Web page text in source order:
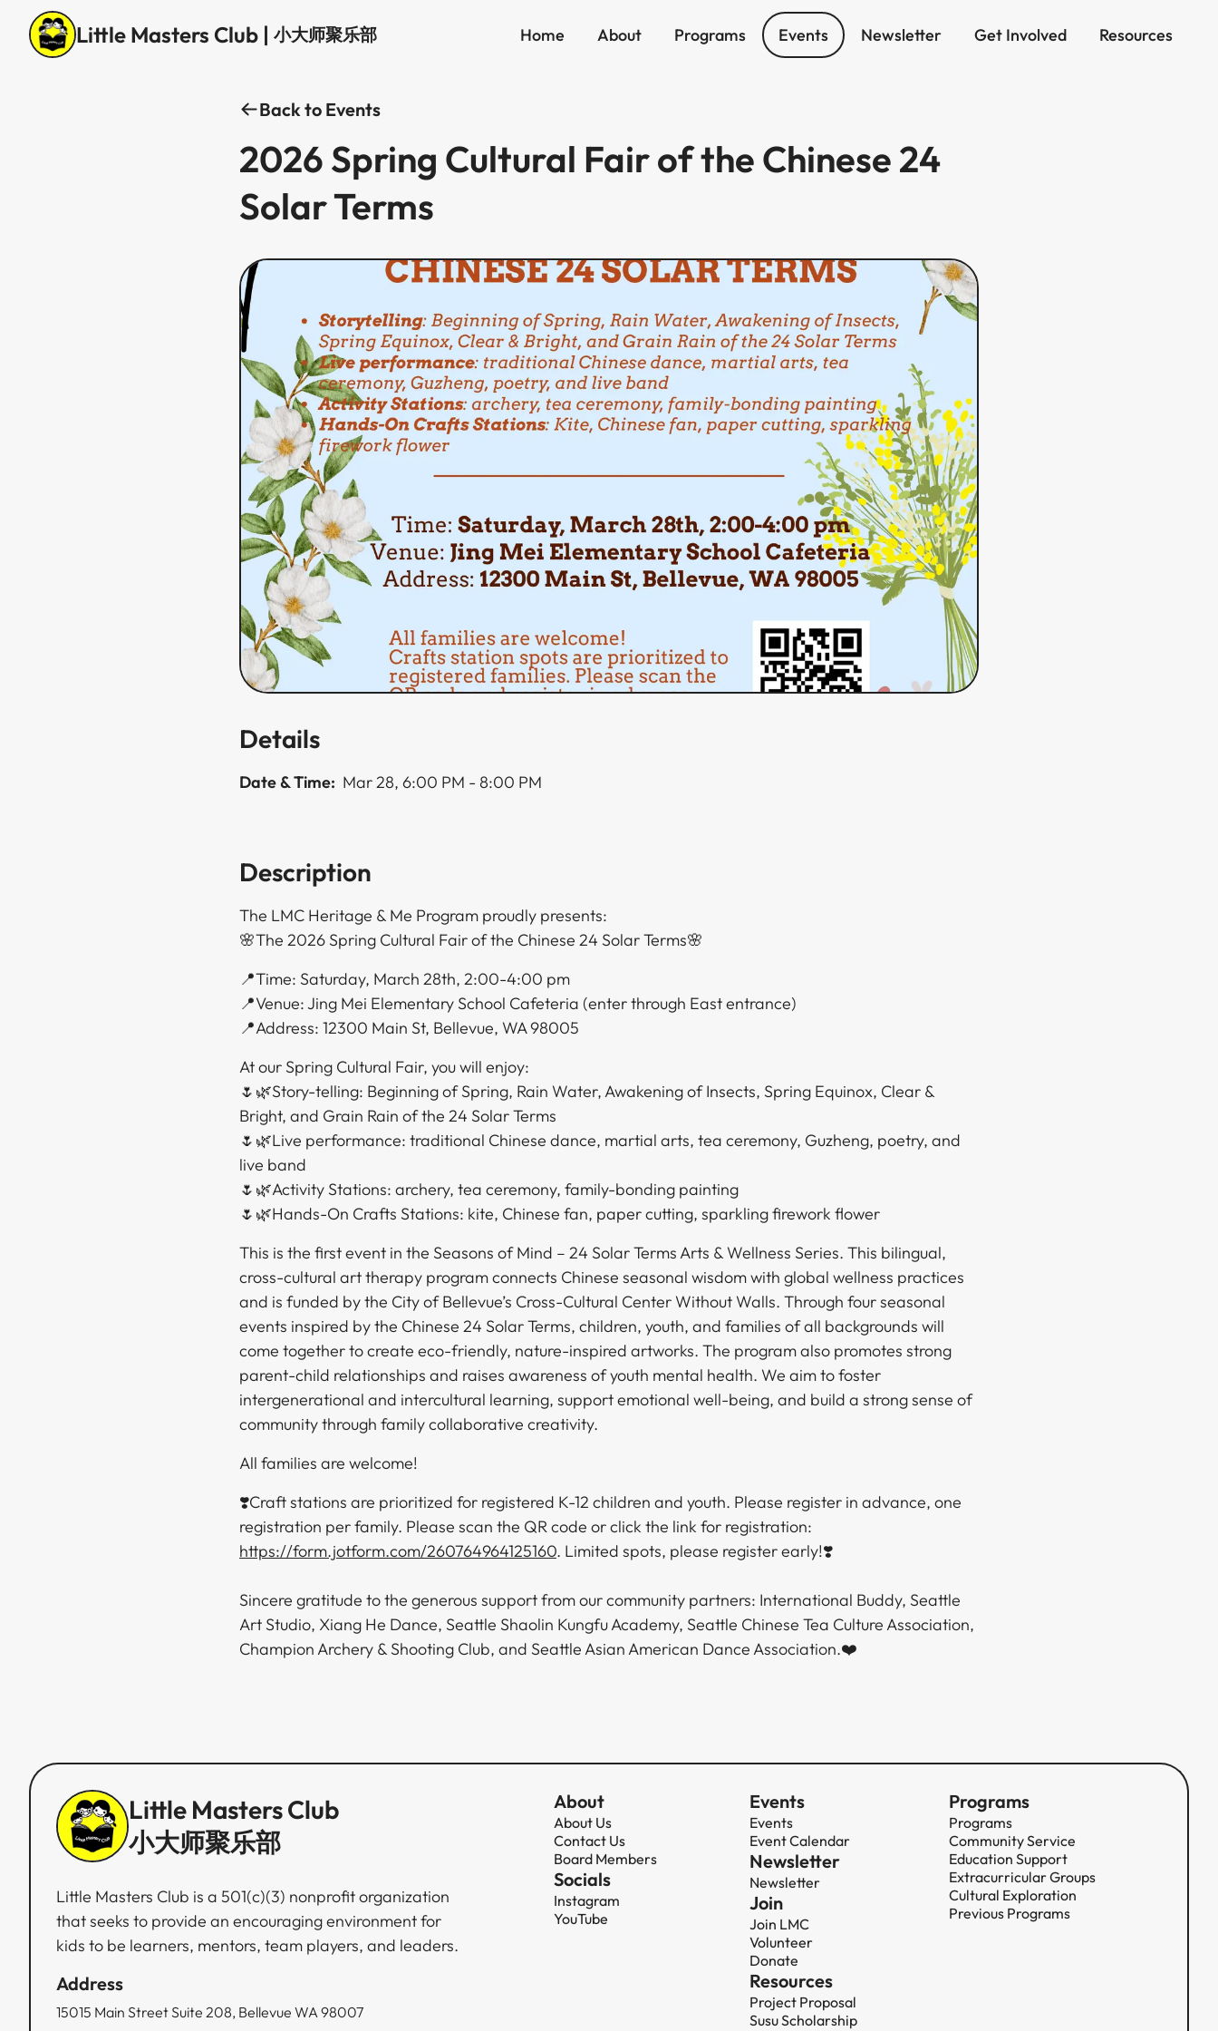
Little Masters Club | 小大师聚乐部 Home About Programs Events Newsletter Get Involved Resources
Back to Events
2026 Spring Cultural Fair of the Chinese 24
Solar Terms​​​​‌ ‍ ​‍​‍‌‍ ‌ ​‍‌‍‍‌‌‍‌ ‌‍‍‌‌‍ ‍​‍​‍​ ‍‍​‍​‍‌ ​ ‌‍​‌‌‍ ‍‌‍‍‌‌ ‌​‌ ‍‌​‍ ‍‌‍‍‌‌‍ ​‍​‍​‍ ​​‍​‍‌‍‍​‌ ​‍‌‍‌‌‌‍‌‍​‍​‍​ ‍‍​‍​‍‌‍‍​‌ ‌​‌ ‌​‌ ​​​ ‍‍​‍ ​‍ ‌‍ ​‌‍ ‌‍​ ‌‍​‌‌‍ ​‌‍‍​‌‍ ‌ ​ ‌ ‌​​ ‍‍​ ​ ​ ​ ​ ​ ​ ​ ​‍ ‌‍‍‌‌‍ ‍‌ ‌​‌‍‌‌‌‍ ‍‌ ‌​​‍ ‌‍‌‌‌‍‌​‌‍‍‌‌ ‌​​‍ ‌‍ ‌‌‍ ‌‍‌​‌‍‌‌​ ‌‌ ​​‌ ​‍‌‍‌‌‌ ​ ‌‍‌‌‌‍ ‍‌ ‌​‌‍​‌‌ ‌​‌‍‍‌‌‍ ‌‍ ‍​ ‍ ‌‍‍‌‌‍‌​​ ‌​ ​‌​ ‌​‌‍‌​​ ‌ ‌‍‌‍​ ​ ​ ​‌​ ​‍​‍ ‌​ ​ ‌‍‌​​ ‌‌​ ‌​​‍ ‌​ ‌​​ ‌‌​ ‌ ‌‍​‌​‍ ‌​ ‍‌‌‍​‌​ ‌‌​ ‌​​‍ ‌​ ​ ​ ​‍‌‍‌‌‌‍‌‌​ ​‍‌‍‌‌‌‍​‌​ ‍​​ ‍‌​ ‌‌‌‍​‌​ ​‍​ ‍ ‌ ‌​‌ ‍‌‌ ​​‌‍‌‌​ ‌‌‍‌‌‌ ‌‍‌‍‌‌‌‍ ‍‌ ‌​​ ‍ ‌ ​​‌‍​‌‌ ‌​‌‍‍​​ ‌‌ ‌​‌‍‍‌‌ ‌​‌‍ ​‌‍‌‌​ ‌‍​‍‌‍​‌‌ ​ ‌‍‌‌‌‌‌‌‌ ​‍‌‍ ​​ ‌‌‍‍​‌ ‌​‌ ‌​‌ ​​​‍‌‌​ ​ ‌​​‌​‍‌‌​ ​‍‌​‌‍​‍‌‌​ ​‍‌​‌‍‌‍ ​‌‍ ‌‍​ ‌‍​‌‌‍ ​‌‍‍​‌‍ ‌ ​ ‌ ‌​​‍‌‌​ ​ ‌​​‌​ ​ ​ ​ ​ ​ ​ ​ ​‍‌‍‌‍‍‌‌‍‌​​ ‌​ ​‌​ ‌​‌‍‌​​ ‌ ‌‍‌‍​ ​ ​ ​‌​ ​‍​‍ ‌​ ​ ‌‍‌​​ ‌‌​ ‌​​‍ ‌​ ‌​​ ‌‌​ ‌ ‌‍​‌​‍ ‌​ ‍‌‌‍​‌​ ‌‌​ ‌​​‍ ‌​ ​ ​ ​‍‌‍‌‌‌‍‌‌​ ​‍‌‍‌‌‌‍​‌​ ‍​​ ‍‌​ ‌‌‌‍​‌​ ​‍​‍‌‍‌ ‌​‌ ‍‌‌ ​​‌‍‌‌​ ‌‌‍‌‌‌ ‌‍‌‍‌‌‌‍ ‍‌ ‌​​‍‌‍‌ ​​‌‍​‌‌ ‌​‌‍‍​​ ‌‌ ‌​‌‍‍‌‌ ‌​‌‍ ​‌‍‌‌​‍​‍‌ ‌
Details
Date & Time: Mar 28, 6:00 PM - 8:00 PM
Description
The LMC Heritage & Me Program proudly presents:
🌸The 2026 Spring Cultural Fair of the Chinese 24 Solar Terms🌸​​​​‌ ‍ ​‍​‍‌‍ ‌ ​‍‌‍‍‌‌‍‌ ‌‍‍‌‌‍ ‍​‍​‍​ ‍‍​‍​‍‌ ​ ‌‍​‌‌‍ ‍‌‍‍‌‌ ‌​‌ ‍‌​‍ ‍‌‍‍‌‌‍ ​‍​‍​‍ ​​‍​‍‌‍‍​‌ ​‍‌‍‌‌‌‍‌‍​‍​‍​ ‍‍​‍​‍‌‍‍​‌ ‌​‌ ‌​‌ ​​​ ‍‍​‍ ​‍ ‌‍ ​‌‍ ‌‍​ ‌‍​‌‌‍ ​‌‍‍​‌‍ ‌ ​ ‌ ‌​​ ‍‍​ ​ ​ ​ ​ ​ ​ ​ ​‍ ‌‍‍‌‌‍ ‍‌ ‌​‌‍‌‌‌‍ ‍‌ ‌​​‍ ‌‍‌‌‌‍‌​‌‍‍‌‌ ‌​​‍ ‌‍ ‌‌‍ ‌‍‌​‌‍‌‌​ ‌‌ ​​‌ ​‍‌‍‌‌‌ ​ ‌‍‌‌‌‍ ‍‌ ‌​‌‍​‌‌ ‌​‌‍‍‌‌‍ ‌‍ ‍​ ‍ ‌‍‍‌‌‍‌​​ ‌​ ​‌​ ‌​‌‍‌​​ ‌ ‌‍‌‍​ ​ ​ ​‌​ ​‍​‍ ‌​ ​ ‌‍‌​​ ‌‌​ ‌​​‍ ‌​ ‌​​ ‌‌​ ‌ ‌‍​‌​‍ ‌​ ‍‌‌‍​‌​ ‌‌​ ‌​​‍ ‌​ ​ ​ ​‍‌‍‌‌‌‍‌‌​ ​‍‌‍‌‌‌‍​‌​ ‍​​ ‍‌​ ‌‌‌‍​‌​ ​‍​ ‍ ‌ ‌​‌ ‍‌‌ ​​‌‍‌‌​ ‌‌‍‌‌‌ ‌‍‌‍‌‌‌‍ ‍‌ ‌​​ ‍ ‌ ​​‌‍​‌‌ ‌​‌‍‍​​ ‌‌‍​‍‌‍ ‌‍‌​‌ ‍‌​‍‌‌​ ‌‌‌​​‍‌‌ ‌‍‍ ‌‍‌‌‌ ‍‌​‍‌‌​ ​ ‌​‌​​‍‌‌​ ​ ‌​‌​​‍‌‌​ ​‍​ ​‍​ ​​‌‍‌‌​ ‌‍‌‍​‍‌‍​‍‌‍​ ​ ​‌‌‍‌‍​ ​​​ ‌ ‌‍‌‍​ ​ ​‍‌‌​ ​‍​ ​‍​‍‌‌​ ‌‌‌​‌​​‍ ‍‌‍​ ‌‍‍​‌‍‍‌‌‍ ​‌‍‌​‌ ​‍‌‍‌‌‌‍ ‍​‍‌‌​ ‌‌‌​​‍‌‌ ‌‍‍ ‌‍‌‌‌ ‍‌​‍‌‌​ ​ ‌​‌​​‍‌‌​ ​ ‌​‌​​‍‌‌​ ​‍​ ​‍‌‍‌​‌‍​‍​ ‌ ​ ‌ ‌‍​‌​ ​ ​ ‌​​ ‍​​ ​​‌‍‌‌​ ​‍‌‍‌‌​‍‌‌​ ​‍​ ​‍​‍‌‌​ ‌‌‌​‌​​‍ ‍‌ ‌​‌‍‌‌‌ ‍​‌ ‌​​ ‌‍​‍‌‍​‌‌ ​ ‌‍‌‌‌‌‌‌‌ ​‍‌‍ ​​ ‌‌‍‍​‌ ‌​‌ ‌​‌ ​​​‍‌‌​ ​ ‌​​‌​‍‌‌​ ​‍‌​‌‍​‍‌‌​ ​‍‌​‌‍‌‍ ​‌‍ ‌‍​ ‌‍​‌‌‍ ​‌‍‍​‌‍ ‌ ​ ‌ ‌​​‍‌‌​ ​ ‌​​‌​ ​ ​ ​ ​ ​ ​ ​ ​‍‌‍‌‍‍‌‌‍‌​​ ‌​ ​‌​ ‌​‌‍‌​​ ‌ ‌‍‌‍​ ​ ​ ​‌​ ​‍​‍ ‌​ ​ ‌‍‌​​ ‌‌​ ‌​​‍ ‌​ ‌​​ ‌‌​ ‌ ‌‍​‌​‍ ‌​ ‍‌‌‍​‌​ ‌‌​ ‌​​‍ ‌​ ​ ​ ​‍‌‍‌‌‌‍‌‌​ ​‍‌‍‌‌‌‍​‌​ ‍​​ ‍‌​ ‌‌‌‍​‌​ ​‍​‍‌‍‌ ‌​‌ ‍‌‌ ​​‌‍‌‌​ ‌‌‍‌‌‌ ‌‍‌‍‌‌‌‍ ‍‌ ‌​​‍‌‍‌ ​​‌‍​‌‌ ‌​‌‍‍​​ ‌‌‍​‍‌‍ ‌‍‌​‌ ‍‌​‍‌‌​ ‌‌‌​​‍‌‌ ‌‍‍ ‌‍‌‌‌ ‍‌​‍‌‌​ ​ ‌​‌​​‍‌‌​ ​ ‌​‌​​‍‌‌​ ​‍​ ​‍​ ​​‌‍‌‌​ ‌‍‌‍​‍‌‍​‍‌‍​ ​ ​‌‌‍‌‍​ ​​​ ‌ ‌‍‌‍​ ​ ​‍‌‌​ ​‍​ ​‍​‍‌‌​ ‌‌‌​‌​​‍ ‍‌‍​ ‌‍‍​‌‍‍‌‌‍ ​‌‍‌​‌ ​‍‌‍‌‌‌‍ ‍​‍‌‌​ ‌‌‌​​‍‌‌ ‌‍‍ ‌‍‌‌‌ ‍‌​‍‌‌​ ​ ‌​‌​​‍‌‌​ ​ ‌​‌​​‍‌‌​ ​‍​ ​‍‌‍‌​‌‍​‍​ ‌ ​ ‌ ‌‍​‌​ ​ ​ ‌​​ ‍​​ ​​‌‍‌‌​ ​‍‌‍‌‌​‍‌‌​ ​‍​ ​‍​‍‌‌​ ‌‌‌​‌​​‍ ‍‌ ‌​‌‍‌‌‌ ‍​‌ ‌​​‍​‍‌ ‌
📍Time: Saturday, March 28th, 2:00-4:00 pm
📍Venue: Jing Mei Elementary School Cafeteria (enter through East entrance)
📍Address: 12300 Main St, Bellevue, WA 98005​​​​‌ ‍ ​‍​‍‌‍ ‌ ​‍‌‍‍‌‌‍‌ ‌‍‍‌‌‍ ‍​‍​‍​ ‍‍​‍​‍‌ ​ ‌‍​‌‌‍ ‍‌‍‍‌‌ ‌​‌ ‍‌​‍ ‍‌‍‍‌‌‍ ​‍​‍​‍ ​​‍​‍‌‍‍​‌ ​‍‌‍‌‌‌‍‌‍​‍​‍​ ‍‍​‍​‍‌‍‍​‌ ‌​‌ ‌​‌ ​​​ ‍‍​‍ ​‍ ‌‍ ​‌‍ ‌‍​ ‌‍​‌‌‍ ​‌‍‍​‌‍ ‌ ​ ‌ ‌​​ ‍‍​ ​ ​ ​ ​ ​ ​ ​ ​‍ ‌‍‍‌‌‍ ‍‌ ‌​‌‍‌‌‌‍ ‍‌ ‌​​‍ ‌‍‌‌‌‍‌​‌‍‍‌‌ ‌​​‍ ‌‍ ‌‌‍ ‌‍‌​‌‍‌‌​ ‌‌ ​​‌ ​‍‌‍‌‌‌ ​ ‌‍‌‌‌‍ ‍‌ ‌​‌‍​‌‌ ‌​‌‍‍‌‌‍ ‌‍ ‍​ ‍ ‌‍‍‌‌‍‌​​ ‌​ ​‌​ ‌​‌‍‌​​ ‌ ‌‍‌‍​ ​ ​ ​‌​ ​‍​‍ ‌​ ​ ‌‍‌​​ ‌‌​ ‌​​‍ ‌​ ‌​​ ‌‌​ ‌ ‌‍​‌​‍ ‌​ ‍‌‌‍​‌​ ‌‌​ ‌​​‍ ‌​ ​ ​ ​‍‌‍‌‌‌‍‌‌​ ​‍‌‍‌‌‌‍​‌​ ‍​​ ‍‌​ ‌‌‌‍​‌​ ​‍​ ‍ ‌ ‌​‌ ‍‌‌ ​​‌‍‌‌​ ‌‌‍‌‌‌ ‌‍‌‍‌‌‌‍ ‍‌ ‌​​ ‍ ‌ ​​‌‍​‌‌ ‌​‌‍‍​​ ‌‌‍​‍‌‍ ‌‍‌​‌ ‍‌​‍‌‌​ ‌‌‌​​‍‌‌ ‌‍‍ ‌‍‌‌‌ ‍‌​‍‌‌​ ​ ‌​‌​​‍‌‌​ ​ ‌​‌​​‍‌‌​ ​‍​ ​‍‌‍‌​​ ​ ​ ​‍​ ‍‌​ ‌​‌‍​‌‌‍‌​​ ‌​​ ‍‌​ ‍‌​ ​​​ ​ ​‍‌‌​ ​‍​ ​‍​‍‌‌​ ‌‌‌​‌​​‍ ‍‌‍​ ‌‍‍​‌‍‍‌‌‍ ​‌‍‌​‌ ​‍‌‍‌‌‌‍ ‍​‍‌‌​ ‌‌‌​​‍‌‌ ‌‍‍ ‌‍‌‌‌ ‍‌​‍‌‌​ ​ ‌​‌​​‍‌‌​ ​ ‌​‌​​‍‌‌​ ​‍​ ​‍‌‍​ ​ ‍​‌‍‌​‌‍​ ​ ‍‌‌‍​ ​ ​‍‌‍‌‌‌‍​‌‌‍​‌‌‍​‌​ ‌ ​‍‌‌​ ​‍​ ​‍​‍‌‌​ ‌‌‌​‌​​‍ ‍‌ ‌​‌‍‌‌‌ ‍​‌ ‌​​ ‌‍​‍‌‍​‌‌ ​ ‌‍‌‌‌‌‌‌‌ ​‍‌‍ ​​ ‌‌‍‍​‌ ‌​‌ ‌​‌ ​​​‍‌‌​ ​ ‌​​‌​‍‌‌​ ​‍‌​‌‍​‍‌‌​ ​‍‌​‌‍‌‍ ​‌‍ ‌‍​ ‌‍​‌‌‍ ​‌‍‍​‌‍ ‌ ​ ‌ ‌​​‍‌‌​ ​ ‌​​‌​ ​ ​ ​ ​ ​ ​ ​ ​‍‌‍‌‍‍‌‌‍‌​​ ‌​ ​‌​ ‌​‌‍‌​​ ‌ ‌‍‌‍​ ​ ​ ​‌​ ​‍​‍ ‌​ ​ ‌‍‌​​ ‌‌​ ‌​​‍ ‌​ ‌​​ ‌‌​ ‌ ‌‍​‌​‍ ‌​ ‍‌‌‍​‌​ ‌‌​ ‌​​‍ ‌​ ​ ​ ​‍‌‍‌‌‌‍‌‌​ ​‍‌‍‌‌‌‍​‌​ ‍​​ ‍‌​ ‌‌‌‍​‌​ ​‍​‍‌‍‌ ‌​‌ ‍‌‌ ​​‌‍‌‌​ ‌‌‍‌‌‌ ‌‍‌‍‌‌‌‍ ‍‌ ‌​​‍‌‍‌ ​​‌‍​‌‌ ‌​‌‍‍​​ ‌‌‍​‍‌‍ ‌‍‌​‌ ‍‌​‍‌‌​ ‌‌‌​​‍‌‌ ‌‍‍ ‌‍‌‌‌ ‍‌​‍‌‌​ ​ ‌​‌​​‍‌‌​ ​ ‌​‌​​‍‌‌​ ​‍​ ​‍‌‍‌​​ ​ ​ ​‍​ ‍‌​ ‌​‌‍​‌‌‍‌​​ ‌​​ ‍‌​ ‍‌​ ​​​ ​ ​‍‌‌​ ​‍​ ​‍​‍‌‌​ ‌‌‌​‌​​‍ ‍‌‍​ ‌‍‍​‌‍‍‌‌‍ ​‌‍‌​‌ ​‍‌‍‌‌‌‍ ‍​‍‌‌​ ‌‌‌​​‍‌‌ ‌‍‍ ‌‍‌‌‌ ‍‌​‍‌‌​ ​ ‌​‌​​‍‌‌​ ​ ‌​‌​​‍‌‌​ ​‍​ ​‍‌‍​ ​ ‍​‌‍‌​‌‍​ ​ ‍‌‌‍​ ​ ​‍‌‍‌‌‌‍​‌‌‍​‌‌‍​‌​ ‌ ​‍‌‌​ ​‍​ ​‍​‍‌‌​ ‌‌‌​‌​​‍ ‍‌ ‌​‌‍‌‌‌ ‍​‌ ‌​​‍​‍‌ ‌
At our Spring Cultural Fair, you will enjoy:
🌷🌿Story-telling: Beginning of Spring, Rain Water, Awakening of Insects, Spring Equinox, Clear &
Bright, and Grain Rain of the 24 Solar Terms
🌷🌿Live performance: traditional Chinese dance, martial arts, tea ceremony, Guzheng, poetry, and
live band
🌷🌿Activity Stations: archery, tea ceremony, family-bonding painting
🌷🌿Hands-On Crafts Stations: kite, Chinese fan, paper cutting, sparkling firework flower​​​​‌ ‍ ​‍​‍‌‍ ‌ ​‍‌‍‍‌‌‍‌ ‌‍‍‌‌‍ ‍​‍​‍​ ‍‍​‍​‍‌ ​ ‌‍​‌‌‍ ‍‌‍‍‌‌ ‌​‌ ‍‌​‍ ‍‌‍‍‌‌‍ ​‍​‍​‍ ​​‍​‍‌‍‍​‌ ​‍‌‍‌‌‌‍‌‍​‍​‍​ ‍‍​‍​‍‌‍‍​‌ ‌​‌ ‌​‌ ​​​ ‍‍​‍ ​‍ ‌‍ ​‌‍ ‌‍​ ‌‍​‌‌‍ ​‌‍‍​‌‍ ‌ ​ ‌ ‌​​ ‍‍​ ​ ​ ​ ​ ​ ​ ​ ​‍ ‌‍‍‌‌‍ ‍‌ ‌​‌‍‌‌‌‍ ‍‌ ‌​​‍ ‌‍‌‌‌‍‌​‌‍‍‌‌ ‌​​‍ ‌‍ ‌‌‍ ‌‍‌​‌‍‌‌​ ‌‌ ​​‌ ​‍‌‍‌‌‌ ​ ‌‍‌‌‌‍ ‍‌ ‌​‌‍​‌‌ ‌​‌‍‍‌‌‍ ‌‍ ‍​ ‍ ‌‍‍‌‌‍‌​​ ‌​ ​‌​ ‌​‌‍‌​​ ‌ ‌‍‌‍​ ​ ​ ​‌​ ​‍​‍ ‌​ ​ ‌‍‌​​ ‌‌​ ‌​​‍ ‌​ ‌​​ ‌‌​ ‌ ‌‍​‌​‍ ‌​ ‍‌‌‍​‌​ ‌‌​ ‌​​‍ ‌​ ​ ​ ​‍‌‍‌‌‌‍‌‌​ ​‍‌‍‌‌‌‍​‌​ ‍​​ ‍‌​ ‌‌‌‍​‌​ ​‍​ ‍ ‌ ‌​‌ ‍‌‌ ​​‌‍‌‌​ ‌‌‍‌‌‌ ‌‍‌‍‌‌‌‍ ‍‌ ‌​​ ‍ ‌ ​​‌‍​‌‌ ‌​‌‍‍​​ ‌‌‍​‍‌‍ ‌‍‌​‌ ‍‌​‍‌‌​ ‌‌‌​​‍‌‌ ‌‍‍ ‌‍‌‌‌ ‍‌​‍‌‌​ ​ ‌​‌​​‍‌‌​ ​ ‌​‌​​‍‌‌​ ​‍​ ​‍‌‍​ ‌‍​ ​ ‌‌‌‍​‍​ ‍​​ ‍​​ ​ ​ ‌‌‌‍​‍​ ​ ‌‍‌‌​ ‌ ​‍‌‌​ ​‍​ ​‍​‍‌‌​ ‌‌‌​‌​​‍ ‍‌‍​ ‌‍‍​‌‍‍‌‌‍ ​‌‍‌​‌ ​‍‌‍‌‌‌‍ ‍​‍‌‌​ ‌‌‌​​‍‌‌ ‌‍‍ ‌‍‌‌‌ ‍‌​‍‌‌​ ​ ‌​‌​​‍‌‌​ ​ ‌​‌​​‍‌‌​ ​‍​ ​‍​ ​ ‌‍​‍​ ‌‌‌‍‌‌​ ‍​​ ‌ ‌‍​‌​ ​‌‌‍‌‍‌‍‌​​ ‍‌‌‍‌​​‍‌‌​ ​‍​ ​‍​‍‌‌​ ‌‌‌​‌​​‍ ‍‌ ‌​‌‍‌‌‌ ‍​‌ ‌​​ ‌‍​‍‌‍​‌‌ ​ ‌‍‌‌‌‌‌‌‌ ​‍‌‍ ​​ ‌‌‍‍​‌ ‌​‌ ‌​‌ ​​​‍‌‌​ ​ ‌​​‌​‍‌‌​ ​‍‌​‌‍​‍‌‌​ ​‍‌​‌‍‌‍ ​‌‍ ‌‍​ ‌‍​‌‌‍ ​‌‍‍​‌‍ ‌ ​ ‌ ‌​​‍‌‌​ ​ ‌​​‌​ ​ ​ ​ ​ ​ ​ ​ ​‍‌‍‌‍‍‌‌‍‌​​ ‌​ ​‌​ ‌​‌‍‌​​ ‌ ‌‍‌‍​ ​ ​ ​‌​ ​‍​‍ ‌​ ​ ‌‍‌​​ ‌‌​ ‌​​‍ ‌​ ‌​​ ‌‌​ ‌ ‌‍​‌​‍ ‌​ ‍‌‌‍​‌​ ‌‌​ ‌​​‍ ‌​ ​ ​ ​‍‌‍‌‌‌‍‌‌​ ​‍‌‍‌‌‌‍​‌​ ‍​​ ‍‌​ ‌‌‌‍​‌​ ​‍​‍‌‍‌ ‌​‌ ‍‌‌ ​​‌‍‌‌​ ‌‌‍‌‌‌ ‌‍‌‍‌‌‌‍ ‍‌ ‌​​‍‌‍‌ ​​‌‍​‌‌ ‌​‌‍‍​​ ‌‌‍​‍‌‍ ‌‍‌​‌ ‍‌​‍‌‌​ ‌‌‌​​‍‌‌ ‌‍‍ ‌‍‌‌‌ ‍‌​‍‌‌​ ​ ‌​‌​​‍‌‌​ ​ ‌​‌​​‍‌‌​ ​‍​ ​‍‌‍​ ‌‍​ ​ ‌‌‌‍​‍​ ‍​​ ‍​​ ​ ​ ‌‌‌‍​‍​ ​ ‌‍‌‌​ ‌ ​‍‌‌​ ​‍​ ​‍​‍‌‌​ ‌‌‌​‌​​‍ ‍‌‍​ ‌‍‍​‌‍‍‌‌‍ ​‌‍‌​‌ ​‍‌‍‌‌‌‍ ‍​‍‌‌​ ‌‌‌​​‍‌‌ ‌‍‍ ‌‍‌‌‌ ‍‌​‍‌‌​ ​ ‌​‌​​‍‌‌​ ​ ‌​‌​​‍‌‌​ ​‍​ ​‍​ ​ ‌‍​‍​ ‌‌‌‍‌‌​ ‍​​ ‌ ‌‍​‌​ ​‌‌‍‌‍‌‍‌​​ ‍‌‌‍‌​​‍‌‌​ ​‍​ ​‍​‍‌‌​ ‌‌‌​‌​​‍ ‍‌ ‌​‌‍‌‌‌ ‍​‌ ‌​​‍​‍‌ ‌
This is the first event in the Seasons of Mind – 24 Solar Terms Arts & Wellness Series. This bilingual,
cross-cultural art therapy program connects Chinese seasonal wisdom with global wellness practices
and is funded by the City of Bellevue’s Cross-Cultural Center Without Walls. Through four seasonal
events inspired by the Chinese 24 Solar Terms, children, youth, and families of all backgrounds will
come together to create eco-friendly, nature-inspired artworks. The program also promotes strong
parent-child relationships and raises awareness of youth mental health. We aim to foster
intergenerational and intercultural learning, support emotional well-being, and build a strong sense of
community through family collaborative creativity.​​​​‌ ‍ ​‍​‍‌‍ ‌ ​‍‌‍‍‌‌‍‌ ‌‍‍‌‌‍ ‍​‍​‍​ ‍‍​‍​‍‌ ​ ‌‍​‌‌‍ ‍‌‍‍‌‌ ‌​‌ ‍‌​‍ ‍‌‍‍‌‌‍ ​‍​‍​‍ ​​‍​‍‌‍‍​‌ ​‍‌‍‌‌‌‍‌‍​‍​‍​ ‍‍​‍​‍‌‍‍​‌ ‌​‌ ‌​‌ ​​​ ‍‍​‍ ​‍ ‌‍ ​‌‍ ‌‍​ ‌‍​‌‌‍ ​‌‍‍​‌‍ ‌ ​ ‌ ‌​​ ‍‍​ ​ ​ ​ ​ ​ ​ ​ ​‍ ‌‍‍‌‌‍ ‍‌ ‌​‌‍‌‌‌‍ ‍‌ ‌​​‍ ‌‍‌‌‌‍‌​‌‍‍‌‌ ‌​​‍ ‌‍ ‌‌‍ ‌‍‌​‌‍‌‌​ ‌‌ ​​‌ ​‍‌‍‌‌‌ ​ ‌‍‌‌‌‍ ‍‌ ‌​‌‍​‌‌ ‌​‌‍‍‌‌‍ ‌‍ ‍​ ‍ ‌‍‍‌‌‍‌​​ ‌​ ​‌​ ‌​‌‍‌​​ ‌ ‌‍‌‍​ ​ ​ ​‌​ ​‍​‍ ‌​ ​ ‌‍‌​​ ‌‌​ ‌​​‍ ‌​ ‌​​ ‌‌​ ‌ ‌‍​‌​‍ ‌​ ‍‌‌‍​‌​ ‌‌​ ‌​​‍ ‌​ ​ ​ ​‍‌‍‌‌‌‍‌‌​ ​‍‌‍‌‌‌‍​‌​ ‍​​ ‍‌​ ‌‌‌‍​‌​ ​‍​ ‍ ‌ ‌​‌ ‍‌‌ ​​‌‍‌‌​ ‌‌‍‌‌‌ ‌‍‌‍‌‌‌‍ ‍‌ ‌​​ ‍ ‌ ​​‌‍​‌‌ ‌​‌‍‍​​ ‌‌‍​‍‌‍ ‌‍‌​‌ ‍‌​‍‌‌​ ‌‌‌​​‍‌‌ ‌‍‍ ‌‍‌‌‌ ‍‌​‍‌‌​ ​ ‌​‌​​‍‌‌​ ​ ‌​‌​​‍‌‌​ ​‍​ ​‍‌‍‌‍​ ‌ ‌‍​ ‌‍​‌​ ‌​​ ‌‍​ ‍​​ ​​‌‍‌‍​ ‍​​ ‍‌​ ​‌​‍‌‌​ ​‍​ ​‍​‍‌‌​ ‌‌‌​‌​​‍ ‍‌‍​ ‌‍‍​‌‍‍‌‌‍ ​‌‍‌​‌ ​‍‌‍‌‌‌‍ ‍​‍‌‌​ ‌‌‌​​‍‌‌ ‌‍‍ ‌‍‌‌‌ ‍‌​‍‌‌​ ​ ‌​‌​​‍‌‌​ ​ ‌​‌​​‍‌‌​ ​‍​ ​‍​ ‌ ‌‍​ ​ ​​​ ‍‌​ ‌‌​ ‌‌​ ‌‌​ ‌​​ ‌‌‌‍‌‍‌‍‌​​ ​​​‍‌‌​ ​‍​ ​‍​‍‌‌​ ‌‌‌​‌​​‍ ‍‌ ‌​‌‍‌‌‌ ‍​‌ ‌​​ ‌‍​‍‌‍​‌‌ ​ ‌‍‌‌‌‌‌‌‌ ​‍‌‍ ​​ ‌‌‍‍​‌ ‌​‌ ‌​‌ ​​​‍‌‌​ ​ ‌​​‌​‍‌‌​ ​‍‌​‌‍​‍‌‌​ ​‍‌​‌‍‌‍ ​‌‍ ‌‍​ ‌‍​‌‌‍ ​‌‍‍​‌‍ ‌ ​ ‌ ‌​​‍‌‌​ ​ ‌​​‌​ ​ ​ ​ ​ ​ ​ ​ ​‍‌‍‌‍‍‌‌‍‌​​ ‌​ ​‌​ ‌​‌‍‌​​ ‌ ‌‍‌‍​ ​ ​ ​‌​ ​‍​‍ ‌​ ​ ‌‍‌​​ ‌‌​ ‌​​‍ ‌​ ‌​​ ‌‌​ ‌ ‌‍​‌​‍ ‌​ ‍‌‌‍​‌​ ‌‌​ ‌​​‍ ‌​ ​ ​ ​‍‌‍‌‌‌‍‌‌​ ​‍‌‍‌‌‌‍​‌​ ‍​​ ‍‌​ ‌‌‌‍​‌​ ​‍​‍‌‍‌ ‌​‌ ‍‌‌ ​​‌‍‌‌​ ‌‌‍‌‌‌ ‌‍‌‍‌‌‌‍ ‍‌ ‌​​‍‌‍‌ ​​‌‍​‌‌ ‌​‌‍‍​​ ‌‌‍​‍‌‍ ‌‍‌​‌ ‍‌​‍‌‌​ ‌‌‌​​‍‌‌ ‌‍‍ ‌‍‌‌‌ ‍‌​‍‌‌​ ​ ‌​‌​​‍‌‌​ ​ ‌​‌​​‍‌‌​ ​‍​ ​‍‌‍‌‍​ ‌ ‌‍​ ‌‍​‌​ ‌​​ ‌‍​ ‍​​ ​​‌‍‌‍​ ‍​​ ‍‌​ ​‌​‍‌‌​ ​‍​ ​‍​‍‌‌​ ‌‌‌​‌​​‍ ‍‌‍​ ‌‍‍​‌‍‍‌‌‍ ​‌‍‌​‌ ​‍‌‍‌‌‌‍ ‍​‍‌‌​ ‌‌‌​​‍‌‌ ‌‍‍ ‌‍‌‌‌ ‍‌​‍‌‌​ ​ ‌​‌​​‍‌‌​ ​ ‌​‌​​‍‌‌​ ​‍​ ​‍​ ‌ ‌‍​ ​ ​​​ ‍‌​ ‌‌​ ‌‌​ ‌‌​ ‌​​ ‌‌‌‍‌‍‌‍‌​​ ​​​‍‌‌​ ​‍​ ​‍​‍‌‌​ ‌‌‌​‌​​‍ ‍‌ ‌​‌‍‌‌‌ ‍​‌ ‌​​‍​‍‌ ‌
All families are welcome!​​​​‌ ‍ ​‍​‍‌‍ ‌ ​‍‌‍‍‌‌‍‌ ‌‍‍‌‌‍ ‍​‍​‍​ ‍‍​‍​‍‌ ​ ‌‍​‌‌‍ ‍‌‍‍‌‌ ‌​‌ ‍‌​‍ ‍‌‍‍‌‌‍ ​‍​‍​‍ ​​‍​‍‌‍‍​‌ ​‍‌‍‌‌‌‍‌‍​‍​‍​ ‍‍​‍​‍‌‍‍​‌ ‌​‌ ‌​‌ ​​​ ‍‍​‍ ​‍ ‌‍ ​‌‍ ‌‍​ ‌‍​‌‌‍ ​‌‍‍​‌‍ ‌ ​ ‌ ‌​​ ‍‍​ ​ ​ ​ ​ ​ ​ ​ ​‍ ‌‍‍‌‌‍ ‍‌ ‌​‌‍‌‌‌‍ ‍‌ ‌​​‍ ‌‍‌‌‌‍‌​‌‍‍‌‌ ‌​​‍ ‌‍ ‌‌‍ ‌‍‌​‌‍‌‌​ ‌‌ ​​‌ ​‍‌‍‌‌‌ ​ ‌‍‌‌‌‍ ‍‌ ‌​‌‍​‌‌ ‌​‌‍‍‌‌‍ ‌‍ ‍​ ‍ ‌‍‍‌‌‍‌​​ ‌​ ​‌​ ‌​‌‍‌​​ ‌ ‌‍‌‍​ ​ ​ ​‌​ ​‍​‍ ‌​ ​ ‌‍‌​​ ‌‌​ ‌​​‍ ‌​ ‌​​ ‌‌​ ‌ ‌‍​‌​‍ ‌​ ‍‌‌‍​‌​ ‌‌​ ‌​​‍ ‌​ ​ ​ ​‍‌‍‌‌‌‍‌‌​ ​‍‌‍‌‌‌‍​‌​ ‍​​ ‍‌​ ‌‌‌‍​‌​ ​‍​ ‍ ‌ ‌​‌ ‍‌‌ ​​‌‍‌‌​ ‌‌‍‌‌‌ ‌‍‌‍‌‌‌‍ ‍‌ ‌​​ ‍ ‌ ​​‌‍​‌‌ ‌​‌‍‍​​ ‌‌‍​‍‌‍ ‌‍‌​‌ ‍‌​‍‌‌​ ‌‌‌​​‍‌‌ ‌‍‍ ‌‍‌‌‌ ‍‌​‍‌‌​ ​ ‌​‌​​‍‌‌​ ​ ‌​‌​​‍‌‌​ ​‍​ ​‍​ ‌‌‌‍‌​​ ‌‌​ ‌ ​ ‌​‌‍​‌​ ‌ ‌‍​‍‌‍​‍‌‍​‍‌‍‌‌‌‍​‍​‍‌‌​ ​‍​ ​‍​‍‌‌​ ‌‌‌​‌​​‍ ‍‌‍​ ‌‍‍​‌‍‍‌‌‍ ​‌‍‌​‌ ​‍‌‍‌‌‌‍ ‍​‍‌‌​ ‌‌‌​​‍‌‌ ‌‍‍ ‌‍‌‌‌ ‍‌​‍‌‌​ ​ ‌​‌​​‍‌‌​ ​ ‌​‌​​‍‌‌​ ​‍​ ​‍‌‍‌​​ ‌​‌‍​ ​ ‍​‌‍​ ​ ​‍‌‍​ ​ ​ ‌‍​‍‌‍​‍​ ‍​​ ​‌​‍‌‌​ ​‍​ ​‍​‍‌‌​ ‌‌‌​‌​​‍ ‍‌ ‌​‌‍‌‌‌ ‍​‌ ‌​​ ‌‍​‍‌‍​‌‌ ​ ‌‍‌‌‌‌‌‌‌ ​‍‌‍ ​​ ‌‌‍‍​‌ ‌​‌ ‌​‌ ​​​‍‌‌​ ​ ‌​​‌​‍‌‌​ ​‍‌​‌‍​‍‌‌​ ​‍‌​‌‍‌‍ ​‌‍ ‌‍​ ‌‍​‌‌‍ ​‌‍‍​‌‍ ‌ ​ ‌ ‌​​‍‌‌​ ​ ‌​​‌​ ​ ​ ​ ​ ​ ​ ​ ​‍‌‍‌‍‍‌‌‍‌​​ ‌​ ​‌​ ‌​‌‍‌​​ ‌ ‌‍‌‍​ ​ ​ ​‌​ ​‍​‍ ‌​ ​ ‌‍‌​​ ‌‌​ ‌​​‍ ‌​ ‌​​ ‌‌​ ‌ ‌‍​‌​‍ ‌​ ‍‌‌‍​‌​ ‌‌​ ‌​​‍ ‌​ ​ ​ ​‍‌‍‌‌‌‍‌‌​ ​‍‌‍‌‌‌‍​‌​ ‍​​ ‍‌​ ‌‌‌‍​‌​ ​‍​‍‌‍‌ ‌​‌ ‍‌‌ ​​‌‍‌‌​ ‌‌‍‌‌‌ ‌‍‌‍‌‌‌‍ ‍‌ ‌​​‍‌‍‌ ​​‌‍​‌‌ ‌​‌‍‍​​ ‌‌‍​‍‌‍ ‌‍‌​‌ ‍‌​‍‌‌​ ‌‌‌​​‍‌‌ ‌‍‍ ‌‍‌‌‌ ‍‌​‍‌‌​ ​ ‌​‌​​‍‌‌​ ​ ‌​‌​​‍‌‌​ ​‍​ ​‍​ ‌‌‌‍‌​​ ‌‌​ ‌ ​ ‌​‌‍​‌​ ‌ ‌‍​‍‌‍​‍‌‍​‍‌‍‌‌‌‍​‍​‍‌‌​ ​‍​ ​‍​‍‌‌​ ‌‌‌​‌​​‍ ‍‌‍​ ‌‍‍​‌‍‍‌‌‍ ​‌‍‌​‌ ​‍‌‍‌‌‌‍ ‍​‍‌‌​ ‌‌‌​​‍‌‌ ‌‍‍ ‌‍‌‌‌ ‍‌​‍‌‌​ ​ ‌​‌​​‍‌‌​ ​ ‌​‌​​‍‌‌​ ​‍​ ​‍‌‍‌​​ ‌​‌‍​ ​ ‍​‌‍​ ​ ​‍‌‍​ ​ ​ ‌‍​‍‌‍​‍​ ‍​​ ​‌​‍‌‌​ ​‍​ ​‍​‍‌‌​ ‌‌‌​‌​​‍ ‍‌ ‌​‌‍‌‌‌ ‍​‌ ‌​​‍​‍‌ ‌
❣️Craft stations are prioritized for registered K-12 children and youth. Please register in advance, one
registration per family. Please scan the QR code or click the link for registration:
https://form.jotform.com/260764964125160. Limited spots, please register early!❣️
Sincere gratitude to the generous support from our community partners: International Buddy, Seattle
Art Studio, Xiang He Dance, Seattle Shaolin Kungfu Academy, Seattle Chinese Tea Culture Association,
Champion Archery & Shooting Club, and Seattle Asian American Dance Association.❤️​​​​‌ ‍ ​‍​‍‌‍ ‌ ​‍‌‍‍‌‌‍‌ ‌‍‍‌‌‍ ‍​‍​‍​ ‍‍​‍​‍‌ ​ ‌‍​‌‌‍ ‍‌‍‍‌‌ ‌​‌ ‍‌​‍ ‍‌‍‍‌‌‍ ​‍​‍​‍ ​​‍​‍‌‍‍​‌ ​‍‌‍‌‌‌‍‌‍​‍​‍​ ‍‍​‍​‍‌‍‍​‌ ‌​‌ ‌​‌ ​​​ ‍‍​‍ ​‍ ‌‍ ​‌‍ ‌‍​ ‌‍​‌‌‍ ​‌‍‍​‌‍ ‌ ​ ‌ ‌​​ ‍‍​ ​ ​ ​ ​ ​ ​ ​ ​‍ ‌‍‍‌‌‍ ‍‌ ‌​‌‍‌‌‌‍ ‍‌ ‌​​‍ ‌‍‌‌‌‍‌​‌‍‍‌‌ ‌​​‍ ‌‍ ‌‌‍ ‌‍‌​‌‍‌‌​ ‌‌ ​​‌ ​‍‌‍‌‌‌ ​ ‌‍‌‌‌‍ ‍‌ ‌​‌‍​‌‌ ‌​‌‍‍‌‌‍ ‌‍ ‍​ ‍ ‌‍‍‌‌‍‌​​ ‌​ ​‌​ ‌​‌‍‌​​ ‌ ‌‍‌‍​ ​ ​ ​‌​ ​‍​‍ ‌​ ​ ‌‍‌​​ ‌‌​ ‌​​‍ ‌​ ‌​​ ‌‌​ ‌ ‌‍​‌​‍ ‌​ ‍‌‌‍​‌​ ‌‌​ ‌​​‍ ‌​ ​ ​ ​‍‌‍‌‌‌‍‌‌​ ​‍‌‍‌‌‌‍​‌​ ‍​​ ‍‌​ ‌‌‌‍​‌​ ​‍​ ‍ ‌ ‌​‌ ‍‌‌ ​​‌‍‌‌​ ‌‌‍‌‌‌ ‌‍‌‍‌‌‌‍ ‍‌ ‌​​ ‍ ‌ ​​‌‍​‌‌ ‌​‌‍‍​​ ‌‌‍​‍‌‍ ‌‍‌​‌ ‍‌​‍‌‌​ ‌‌‌​​‍‌‌ ‌‍‍ ‌‍‌‌‌ ‍‌​‍‌‌​ ​ ‌​‌​​‍‌‌​ ​ ‌​‌​​‍‌‌​ ​‍​ ​‍‌‍‌‌‌‍​‌​ ‌​‌‍‌‍​ ​‌​ ​‍‌‍​‌‌‍‌​​ ‌​​ ‌ ​ ‌‌​ ‌​​‍‌‌​ ​‍​ ​‍​‍‌‌​ ‌‌‌​‌​​‍ ‍‌‍​ ‌‍‍​‌‍‍‌‌‍ ​‌‍‌​‌ ​‍‌‍‌‌‌‍ ‍​‍‌‌​ ‌‌‌​​‍‌‌ ‌‍‍ ‌‍‌‌‌ ‍‌​‍‌‌​ ​ ‌​‌​​‍‌‌​ ​ ‌​‌​​‍‌‌​ ​‍​ ​‍‌‍​‍‌‍‌‍‌‍‌‍​ ​​​ ‍​​ ​​​ ‌ ​ ‌ ​ ‍‌​ ‌‍​ ​‌​ ​‍​‍‌‌​ ​‍​ ​‍​‍‌‌​ ‌‌‌​‌​​‍ ‍‌ ‌​‌‍‌‌‌ ‍​‌ ‌​​ ‌‍​‍‌‍​‌‌ ​ ‌‍‌‌‌‌‌‌‌ ​‍‌‍ ​​ ‌‌‍‍​‌ ‌​‌ ‌​‌ ​​​‍‌‌​ ​ ‌​​‌​‍‌‌​ ​‍‌​‌‍​‍‌‌​ ​‍‌​‌‍‌‍ ​‌‍ ‌‍​ ‌‍​‌‌‍ ​‌‍‍​‌‍ ‌ ​ ‌ ‌​​‍‌‌​ ​ ‌​​‌​ ​ ​ ​ ​ ​ ​ ​ ​‍‌‍‌‍‍‌‌‍‌​​ ‌​ ​‌​ ‌​‌‍‌​​ ‌ ‌‍‌‍​ ​ ​ ​‌​ ​‍​‍ ‌​ ​ ‌‍‌​​ ‌‌​ ‌​​‍ ‌​ ‌​​ ‌‌​ ‌ ‌‍​‌​‍ ‌​ ‍‌‌‍​‌​ ‌‌​ ‌​​‍ ‌​ ​ ​ ​‍‌‍‌‌‌‍‌‌​ ​‍‌‍‌‌‌‍​‌​ ‍​​ ‍‌​ ‌‌‌‍​‌​ ​‍​‍‌‍‌ ‌​‌ ‍‌‌ ​​‌‍‌‌​ ‌‌‍‌‌‌ ‌‍‌‍‌‌‌‍ ‍‌ ‌​​‍‌‍‌ ​​‌‍​‌‌ ‌​‌‍‍​​ ‌‌‍​‍‌‍ ‌‍‌​‌ ‍‌​‍‌‌​ ‌‌‌​​‍‌‌ ‌‍‍ ‌‍‌‌‌ ‍‌​‍‌‌​ ​ ‌​‌​​‍‌‌​ ​ ‌​‌​​‍‌‌​ ​‍​ ​‍‌‍‌‌‌‍​‌​ ‌​‌‍‌‍​ ​‌​ ​‍‌‍​‌‌‍‌​​ ‌​​ ‌ ​ ‌‌​ ‌​​‍‌‌​ ​‍​ ​‍​‍‌‌​ ‌‌‌​‌​​‍ ‍‌‍​ ‌‍‍​‌‍‍‌‌‍ ​‌‍‌​‌ ​‍‌‍‌‌‌‍ ‍​‍‌‌​ ‌‌‌​​‍‌‌ ‌‍‍ ‌‍‌‌‌ ‍‌​‍‌‌​ ​ ‌​‌​​‍‌‌​ ​ ‌​‌​​‍‌‌​ ​‍​ ​‍‌‍​‍‌‍‌‍‌‍‌‍​ ​​​ ‍​​ ​​​ ‌ ​ ‌ ​ ‍‌​ ‌‍​ ​‌​ ​‍​‍‌‌​ ​‍​ ​‍​‍‌‌​ ‌‌‌​‌​​‍ ‍‌ ‌​‌‍‌‌‌ ‍​‌ ‌​​‍​‍‌ ‌
Little Masters Club
小大师聚乐部
Little Masters Club is a 501(c)(3) nonprofit organization
that seeks to provide an encouraging environment for
kids to be learners, mentors, team players, and leaders.
Address
15015 Main Street Suite 208, Bellevue WA 98007
About
About Us
Contact Us
Board Members
Socials
Instagram
YouTube
Events
Events
Event Calendar
Newsletter
Newsletter
Join
Join LMC
Volunteer
Donate
Resources
Project Proposal
Susu Scholarship
Programs
Programs
Community Service​​​​‌ ‍ ​‍​‍‌‍ ‌ ​‍‌‍‍‌‌‍‌ ‌‍‍‌‌‍ ‍​‍​‍​ ‍‍​‍​‍‌ ​ ‌‍​‌‌‍ ‍‌‍‍‌‌ ‌​‌ ‍‌​‍ ‍‌‍‍‌‌‍ ​‍​‍​‍ ​​‍​‍‌‍‍​‌ ​‍‌‍‌‌‌‍‌‍​‍​‍​ ‍‍​‍​‍‌‍‍​‌ ‌​‌ ‌​‌ ​​​ ‍‍​‍ ​‍ ‌‍ ​‌‍ ‌‍​ ‌‍​‌‌‍ ​‌‍‍​‌‍ ‌ ​ ‌ ‌​​ ‍‍​ ​ ​ ​ ​ ​ ​ ​ ​‍ ‌‍‍‌‌‍ ‍‌ ‌​‌‍‌‌‌‍ ‍‌ ‌​​‍ ‌‍‌‌‌‍‌​‌‍‍‌‌ ‌​​‍ ‌‍ ‌‌‍ ‌‍‌​‌‍‌‌​ ‌‌ ​​‌ ​‍‌‍‌‌‌ ​ ‌‍‌‌‌‍ ‍‌ ‌​‌‍​‌‌ ‌​‌‍‍‌‌‍ ‌‍ ‍​ ‍ ‌‍‍‌‌‍‌​​ ‌​ ​​​ ‍‌​ ‌ ‌‍‌‍​ ​‌​ ‍​​ ​‍​ ‌​​‍ ‌​ ​ ​ ‍​‌‍‌‍​ ​‍​‍ ‌​ ‌​‌‍‌​‌‍​‌​ ​‌​‍ ‌​ ‍​​ ‌ ​ ​​​ ​‍​‍ ‌‌‍‌‌​ ‌‍​ ‌‍​ ​‌‌‍‌​‌‍​ ​ ​‌‌‍‌‍​ ‌‌​ ‌‌‌‍​‍​ ​‌​ ‍ ‌ ‌​‌ ‍‌‌ ​​‌‍‌‌​ ‌‌‍​ ‌‍​‌‌ ‌​‌‍‌‌‌‍‌ ‌‍ ‌ ​‍‌ ‍‌​ ‍ ‌ ​​‌‍​‌‌ ‌​‌‍‍​​ ‌‌‍ ‍‌‍​‌‌‍ ‌‌‍‌‌​ ‌‍​‍‌‍​‌‌ ​ ‌‍‌‌‌‌‌‌‌ ​‍‌‍ ​​ ‌‌‍‍​‌ ‌​‌ ‌​‌ ​​​‍‌‌​ ​ ‌​​‌​‍‌‌​ ​‍‌​‌‍​‍‌‌​ ​‍‌​‌‍‌‍ ​‌‍ ‌‍​ ‌‍​‌‌‍ ​‌‍‍​‌‍ ‌ ​ ‌ ‌​​‍‌‌​ ​ ‌​​‌​ ​ ​ ​ ​ ​ ​ ​ ​‍‌‍‌‍‍‌‌‍‌​​ ‌​ ​​​ ‍‌​ ‌ ‌‍‌‍​ ​‌​ ‍​​ ​‍​ ‌​​‍ ‌​ ​ ​ ‍​‌‍‌‍​ ​‍​‍ ‌​ ‌​‌‍‌​‌‍​‌​ ​‌​‍ ‌​ ‍​​ ‌ ​ ​​​ ​‍​‍ ‌‌‍‌‌​ ‌‍​ ‌‍​ ​‌‌‍‌​‌‍​ ​ ​‌‌‍‌‍​ ‌‌​ ‌‌‌‍​‍​ ​‌​‍‌‍‌ ‌​‌ ‍‌‌ ​​‌‍‌‌​ ‌‌‍​ ‌‍​‌‌ ‌​‌‍‌‌‌‍‌ ‌‍ ‌ ​‍‌ ‍‌​‍‌‍‌ ​​‌‍​‌‌ ‌​‌‍‍​​ ‌‌‍ ‍‌‍​‌‌‍ ‌‌‍‌‌​‍​‍‌ ‌
Education Support​​​​‌ ‍ ​‍​‍‌‍ ‌ ​‍‌‍‍‌‌‍‌ ‌‍‍‌‌‍ ‍​‍​‍​ ‍‍​‍​‍‌ ​ ‌‍​‌‌‍ ‍‌‍‍‌‌ ‌​‌ ‍‌​‍ ‍‌‍‍‌‌‍ ​‍​‍​‍ ​​‍​‍‌‍‍​‌ ​‍‌‍‌‌‌‍‌‍​‍​‍​ ‍‍​‍​‍‌‍‍​‌ ‌​‌ ‌​‌ ​​​ ‍‍​‍ ​‍ ‌‍ ​‌‍ ‌‍​ ‌‍​‌‌‍ ​‌‍‍​‌‍ ‌ ​ ‌ ‌​​ ‍‍​ ​ ​ ​ ​ ​ ​ ​ ​‍ ‌‍‍‌‌‍ ‍‌ ‌​‌‍‌‌‌‍ ‍‌ ‌​​‍ ‌‍‌‌‌‍‌​‌‍‍‌‌ ‌​​‍ ‌‍ ‌‌‍ ‌‍‌​‌‍‌‌​ ‌‌ ​​‌ ​‍‌‍‌‌‌ ​ ‌‍‌‌‌‍ ‍‌ ‌​‌‍​‌‌ ‌​‌‍‍‌‌‍ ‌‍ ‍​ ‍ ‌‍‍‌‌‍‌​​ ‌‌‍‌‍‌‍​‍​ ‍‌‌‍‌‌​ ​​​ ​ ​ ‍‌‌‍​‍​‍ ‌‌‍‌‌​ ‌​​ ​‌​ ‍​​‍ ‌​ ‌​​ ‌‌‌‍‌​‌‍‌​​‍ ‌​ ‍‌​ ​‌​ ​ ‌‍​‌​‍ ‌‌‍‌​‌‍​ ​ ​ ​ ‌‍​ ‍​‌‍​‍‌‍‌‌​ ​ ​ ‌​‌‍​‌​ ‍‌​ ​ ​ ‍ ‌ ‌​‌ ‍‌‌ ​​‌‍‌‌​ ‌‌‍​ ‌‍​‌‌ ‌​‌‍‌‌‌‍‌ ‌‍ ‌ ​‍‌ ‍‌​ ‍ ‌ ​​‌‍​‌‌ ‌​‌‍‍​​ ‌‌‍ ‍‌‍​‌‌‍ ‌‌‍‌‌​ ‌‍​‍‌‍​‌‌ ​ ‌‍‌‌‌‌‌‌‌ ​‍‌‍ ​​ ‌‌‍‍​‌ ‌​‌ ‌​‌ ​​​‍‌‌​ ​ ‌​​‌​‍‌‌​ ​‍‌​‌‍​‍‌‌​ ​‍‌​‌‍‌‍ ​‌‍ ‌‍​ ‌‍​‌‌‍ ​‌‍‍​‌‍ ‌ ​ ‌ ‌​​‍‌‌​ ​ ‌​​‌​ ​ ​ ​ ​ ​ ​ ​ ​‍‌‍‌‍‍‌‌‍‌​​ ‌‌‍‌‍‌‍​‍​ ‍‌‌‍‌‌​ ​​​ ​ ​ ‍‌‌‍​‍​‍ ‌‌‍‌‌​ ‌​​ ​‌​ ‍​​‍ ‌​ ‌​​ ‌‌‌‍‌​‌‍‌​​‍ ‌​ ‍‌​ ​‌​ ​ ‌‍​‌​‍ ‌‌‍‌​‌‍​ ​ ​ ​ ‌‍​ ‍​‌‍​‍‌‍‌‌​ ​ ​ ‌​‌‍​‌​ ‍‌​ ​ ​‍‌‍‌ ‌​‌ ‍‌‌ ​​‌‍‌‌​ ‌‌‍​ ‌‍​‌‌ ‌​‌‍‌‌‌‍‌ ‌‍ ‌ ​‍‌ ‍‌​‍‌‍‌ ​​‌‍​‌‌ ‌​‌‍‍​​ ‌‌‍ ‍‌‍​‌‌‍ ‌‌‍‌‌​‍​‍‌ ‌
Extracurricular Groups​​​​‌ ‍ ​‍​‍‌‍ ‌ ​‍‌‍‍‌‌‍‌ ‌‍‍‌‌‍ ‍​‍​‍​ ‍‍​‍​‍‌ ​ ‌‍​‌‌‍ ‍‌‍‍‌‌ ‌​‌ ‍‌​‍ ‍‌‍‍‌‌‍ ​‍​‍​‍ ​​‍​‍‌‍‍​‌ ​‍‌‍‌‌‌‍‌‍​‍​‍​ ‍‍​‍​‍‌‍‍​‌ ‌​‌ ‌​‌ ​​​ ‍‍​‍ ​‍ ‌‍ ​‌‍ ‌‍​ ‌‍​‌‌‍ ​‌‍‍​‌‍ ‌ ​ ‌ ‌​​ ‍‍​ ​ ​ ​ ​ ​ ​ ​ ​‍ ‌‍‍‌‌‍ ‍‌ ‌​‌‍‌‌‌‍ ‍‌ ‌​​‍ ‌‍‌‌‌‍‌​‌‍‍‌‌ ‌​​‍ ‌‍ ‌‌‍ ‌‍‌​‌‍‌‌​ ‌‌ ​​‌ ​‍‌‍‌‌‌ ​ ‌‍‌‌‌‍ ‍‌ ‌​‌‍​‌‌ ‌​‌‍‍‌‌‍ ‌‍ ‍​ ‍ ‌‍‍‌‌‍‌​​ ‌​ ‍‌​ ‍‌​ ‌ ‌‍​‌​ ‍‌​ ​ ‌‍​‍‌‍‌‌​‍ ‌‌‍‌‌​ ​ ​ ‌‍‌‍‌‍​‍ ‌​ ‌​​ ​​‌‍‌​​ ​‌​‍ ‌‌‍​‌​ ​‍‌‍‌‍​ ‌ ​‍ ‌‌‍​‍​ ​​​ ‍​​ ‌​​ ‌‌‌‍‌‍​ ‍‌​ ​ ​ ‌‍‌‍‌‍​ ‍‌​ ​ ​ ‍ ‌ ‌​‌ ‍‌‌ ​​‌‍‌‌​ ‌‌‍​ ‌‍​‌‌ ‌​‌‍‌‌‌‍‌ ‌‍ ‌ ​‍‌ ‍‌​ ‍ ‌ ​​‌‍​‌‌ ‌​‌‍‍​​ ‌‌‍ ‍‌‍​‌‌‍ ‌‌‍‌‌​ ‌‍​‍‌‍​‌‌ ​ ‌‍‌‌‌‌‌‌‌ ​‍‌‍ ​​ ‌‌‍‍​‌ ‌​‌ ‌​‌ ​​​‍‌‌​ ​ ‌​​‌​‍‌‌​ ​‍‌​‌‍​‍‌‌​ ​‍‌​‌‍‌‍ ​‌‍ ‌‍​ ‌‍​‌‌‍ ​‌‍‍​‌‍ ‌ ​ ‌ ‌​​‍‌‌​ ​ ‌​​‌​ ​ ​ ​ ​ ​ ​ ​ ​‍‌‍‌‍‍‌‌‍‌​​ ‌​ ‍‌​ ‍‌​ ‌ ‌‍​‌​ ‍‌​ ​ ‌‍​‍‌‍‌‌​‍ ‌‌‍‌‌​ ​ ​ ‌‍‌‍‌‍​‍ ‌​ ‌​​ ​​‌‍‌​​ ​‌​‍ ‌‌‍​‌​ ​‍‌‍‌‍​ ‌ ​‍ ‌‌‍​‍​ ​​​ ‍​​ ‌​​ ‌‌‌‍‌‍​ ‍‌​ ​ ​ ‌‍‌‍‌‍​ ‍‌​ ​ ​‍‌‍‌ ‌​‌ ‍‌‌ ​​‌‍‌‌​ ‌‌‍​ ‌‍​‌‌ ‌​‌‍‌‌‌‍‌ ‌‍ ‌ ​‍‌ ‍‌​‍‌‍‌ ​​‌‍​‌‌ ‌​‌‍‍​​ ‌‌‍ ‍‌‍​‌‌‍ ‌‌‍‌‌​‍​‍‌ ‌
Cultural Exploration​​​​‌ ‍ ​‍​‍‌‍ ‌ ​‍‌‍‍‌‌‍‌ ‌‍‍‌‌‍ ‍​‍​‍​ ‍‍​‍​‍‌ ​ ‌‍​‌‌‍ ‍‌‍‍‌‌ ‌​‌ ‍‌​‍ ‍‌‍‍‌‌‍ ​‍​‍​‍ ​​‍​‍‌‍‍​‌ ​‍‌‍‌‌‌‍‌‍​‍​‍​ ‍‍​‍​‍‌‍‍​‌ ‌​‌ ‌​‌ ​​​ ‍‍​‍ ​‍ ‌‍ ​‌‍ ‌‍​ ‌‍​‌‌‍ ​‌‍‍​‌‍ ‌ ​ ‌ ‌​​ ‍‍​ ​ ​ ​ ​ ​ ​ ​ ​‍ ‌‍‍‌‌‍ ‍‌ ‌​‌‍‌‌‌‍ ‍‌ ‌​​‍ ‌‍‌‌‌‍‌​‌‍‍‌‌ ‌​​‍ ‌‍ ‌‌‍ ‌‍‌​‌‍‌‌​ ‌‌ ​​‌ ​‍‌‍‌‌‌ ​ ‌‍‌‌‌‍ ‍‌ ‌​‌‍​‌‌ ‌​‌‍‍‌‌‍ ‌‍ ‍​ ‍ ‌‍‍‌‌‍‌​​ ‌​ ‌‌​ ‌‍‌‍‌‍​ ‌ ​ ‌​‌‍​‌‌‍​‌‌‍​‌​‍ ‌‌‍​‌‌‍​‌‌‍​ ​ ​‍​‍ ‌​ ‌​​ ​ ​ ‌ ​ ‍‌​‍ ‌​ ‍​‌‍‌‍​ ‍‌​ ‌‍​‍ ‌​ ​‌‌‍‌‍‌‍‌‌​ ‍‌​ ​​‌‍​ ​ ‌‌‌‍​ ‌‍‌‍‌‍​‌​ ‌​‌‍‌​​ ‍ ‌ ‌​‌ ‍‌‌ ​​‌‍‌‌​ ‌‌‍​ ‌‍​‌‌ ‌​‌‍‌‌‌‍‌ ‌‍ ‌ ​‍‌ ‍‌​ ‍ ‌ ​​‌‍​‌‌ ‌​‌‍‍​​ ‌‌‍ ‍‌‍​‌‌‍ ‌‌‍‌‌​ ‌‍​‍‌‍​‌‌ ​ ‌‍‌‌‌‌‌‌‌ ​‍‌‍ ​​ ‌‌‍‍​‌ ‌​‌ ‌​‌ ​​​‍‌‌​ ​ ‌​​‌​‍‌‌​ ​‍‌​‌‍​‍‌‌​ ​‍‌​‌‍‌‍ ​‌‍ ‌‍​ ‌‍​‌‌‍ ​‌‍‍​‌‍ ‌ ​ ‌ ‌​​‍‌‌​ ​ ‌​​‌​ ​ ​ ​ ​ ​ ​ ​ ​‍‌‍‌‍‍‌‌‍‌​​ ‌​ ‌‌​ ‌‍‌‍‌‍​ ‌ ​ ‌​‌‍​‌‌‍​‌‌‍​‌​‍ ‌‌‍​‌‌‍​‌‌‍​ ​ ​‍​‍ ‌​ ‌​​ ​ ​ ‌ ​ ‍‌​‍ ‌​ ‍​‌‍‌‍​ ‍‌​ ‌‍​‍ ‌​ ​‌‌‍‌‍‌‍‌‌​ ‍‌​ ​​‌‍​ ​ ‌‌‌‍​ ‌‍‌‍‌‍​‌​ ‌​‌‍‌​​‍‌‍‌ ‌​‌ ‍‌‌ ​​‌‍‌‌​ ‌‌‍​ ‌‍​‌‌ ‌​‌‍‌‌‌‍‌ ‌‍ ‌ ​‍‌ ‍‌​‍‌‍‌ ​​‌‍​‌‌ ‌​‌‍‍​​ ‌‌‍ ‍‌‍​‌‌‍ ‌‌‍‌‌​‍​‍‌ ‌
Previous Programs